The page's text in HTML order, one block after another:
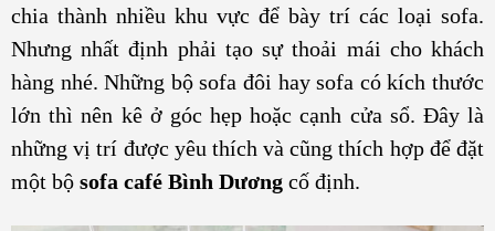
chia thành nhiều khu vực để bày trí các loại sofa.
Nhưng nhất định phải tạo sự thoải mái cho khách
hàng nhé. Những bộ sofa đôi hay sofa có kích thước
lớn thì nên kê ở góc hẹp hoặc cạnh cửa sổ. Đây là
những vị trí được yêu thích và cũng thích hợp để đặt
một bộ sofa café Bình Dương cố định.